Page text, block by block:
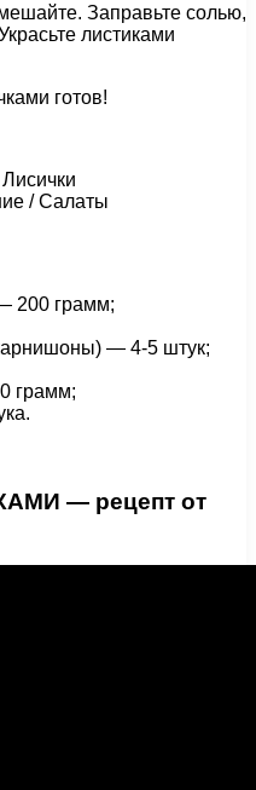
Заправьте солью,
листиками
готов!
/ Салаты
200 грамм;
— 4-5 штук;
грамм;
— рецепт от